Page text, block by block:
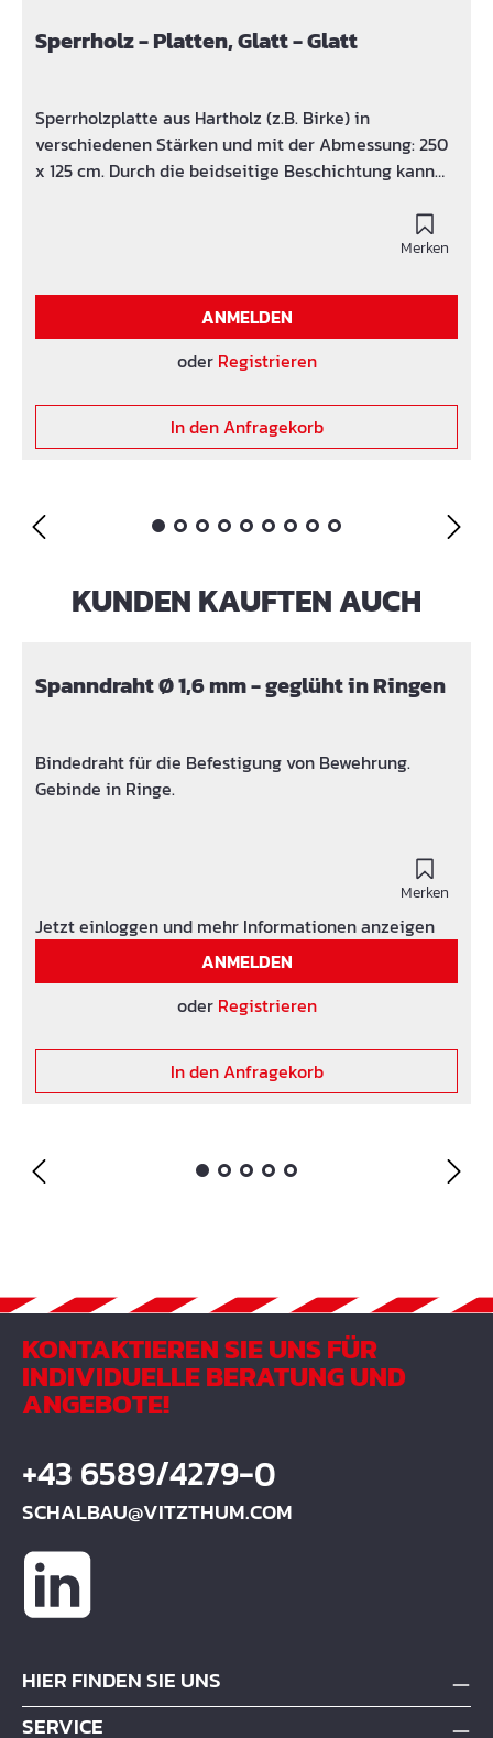
Sperrholz - Platten, Glatt - Glatt
Sperrholzplatte aus Hartholz (z.B. Birke) in
verschiedenen Stärken und mit der Abmessung: 250
x 125 cm. Durch die beidseitige Beschichtung kann
Wetterfest Oberfläche: mit Phenolharzbeschichtung
Merken
ANMELDEN
oder Registrieren
In den Anfragekorb
Produktgalerie überspringen
KUNDEN KAUFTEN AUCH
Spanndraht Ø 1,6 mm - geglüht in Ringen
Bindedraht für die Befestigung von Bewehrung.
Gebinde in Ringe.
Merken
Jetzt einloggen und mehr Informationen anzeigen
ANMELDEN
oder Registrieren
In den Anfragekorb
KONTAKTIEREN SIE UNS FÜR
INDIVIDUELLE BERATUNG UND
ANGEBOTE!
+43 6589/4279-0
SCHALBAU@VITZTHUM.COM
HIER FINDEN SIE UNS
SERVICE